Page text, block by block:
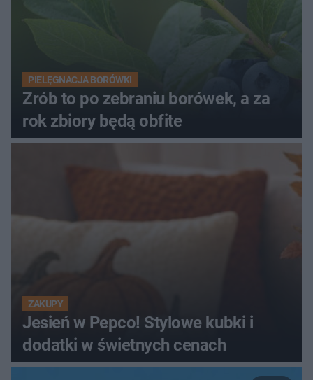
PIELĘGNACJA BORÓWKI
Zrób to po zebraniu borówek, a za
rok zbiory będą obfite
ZAKUPY
Jesień w Pepco! Stylowe kubki i
dodatki w świetnych cenach